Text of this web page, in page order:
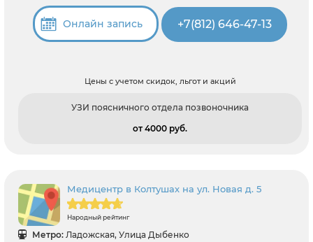
Онлайн запись +7(812) 646-47-13
Цены с учетом скидок, льгот и акций
УЗИ поясничного отдела позвоночника
от 4000 pуб.
Медицентр в Колтушах на ул. Новая д. 5
Народный рейтинг
Метро: Ладожская, Улица Дыбенко